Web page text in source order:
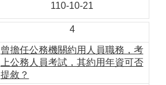
110-10-21
4
曾擔任公務機關約用人員職務，考
上公務人員考試，其約用年資可否
提敘？